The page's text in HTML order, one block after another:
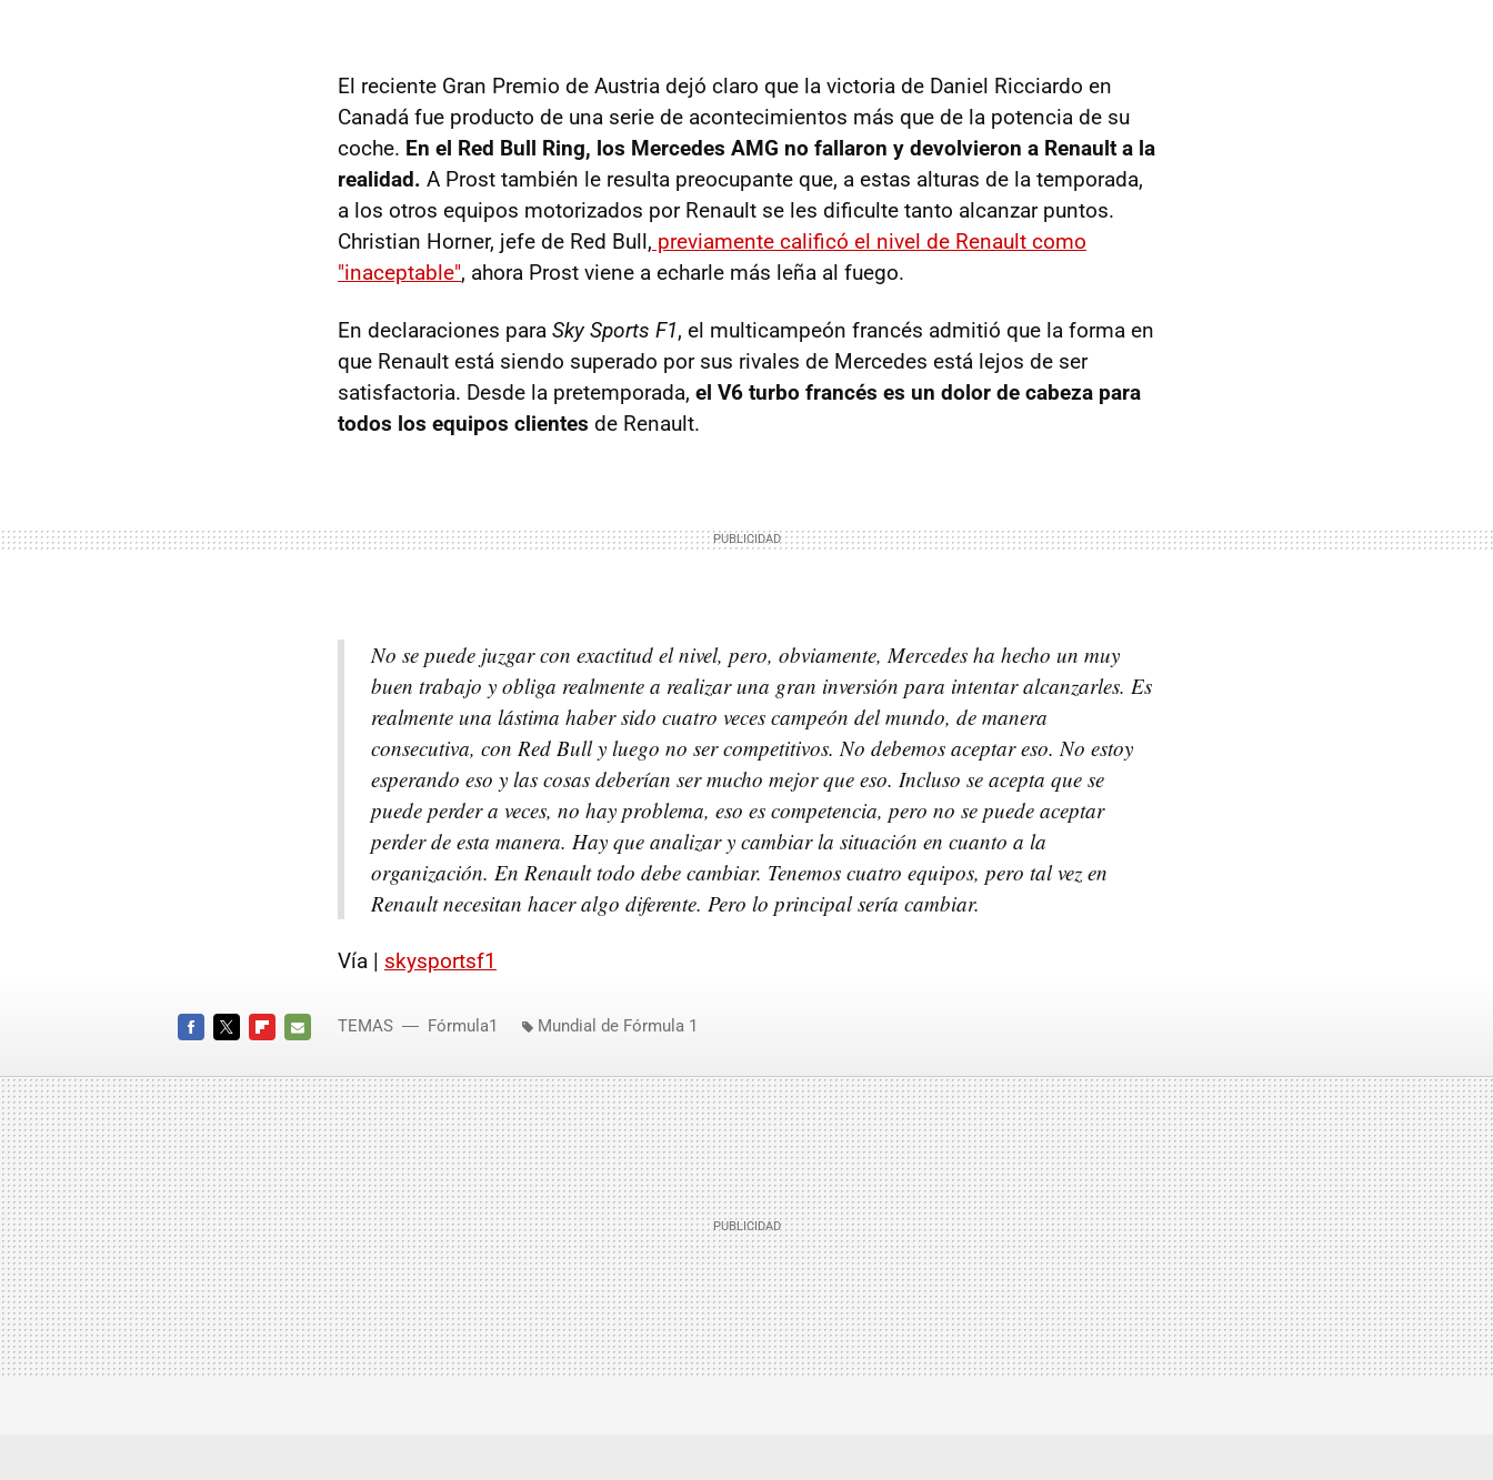
El reciente Gran Premio de Austria dejó claro que la victoria de Daniel Ricciardo en
Canadá fue producto de una serie de acontecimientos más que de la potencia de su
coche. En el Red Bull Ring, los Mercedes AMG no fallaron y devolvieron a Renault a la
realidad. A Prost también le resulta preocupante que, a estas alturas de la temporada,
a los otros equipos motorizados por Renault se les dificulte tanto alcanzar puntos.
Christian Horner, jefe de Red Bull, previamente calificó el nivel de Renault como
"inaceptable", ahora Prost viene a echarle más leña al fuego.
En declaraciones para Sky Sports F1, el multicampeón francés admitió que la forma en
que Renault está siendo superado por sus rivales de Mercedes está lejos de ser
satisfactoria. Desde la pretemporada, el V6 turbo francés es un dolor de cabeza para
todos los equipos clientes de Renault.
No se puede juzgar con exactitud el nivel, pero, obviamente, Mercedes ha hecho un muy
buen trabajo y obliga realmente a realizar una gran inversión para intentar alcanzarles. Es
realmente una lástima haber sido cuatro veces campeón del mundo, de manera
consecutiva, con Red Bull y luego no ser competitivos. No debemos aceptar eso. No estoy
esperando eso y las cosas deberían ser mucho mejor que eso. Incluso se acepta que se
puede perder a veces, no hay problema, eso es competencia, pero no se puede aceptar
perder de esta manera. Hay que analizar y cambiar la situación en cuanto a la
organización. En Renault todo debe cambiar. Tenemos cuatro equipos, pero tal vez en
Renault necesitan hacer algo diferente. Pero lo principal sería cambiar.
Vía | skysportsf1
MAIL
TEMAS Fórmula1 Mundial de Fórmula 1